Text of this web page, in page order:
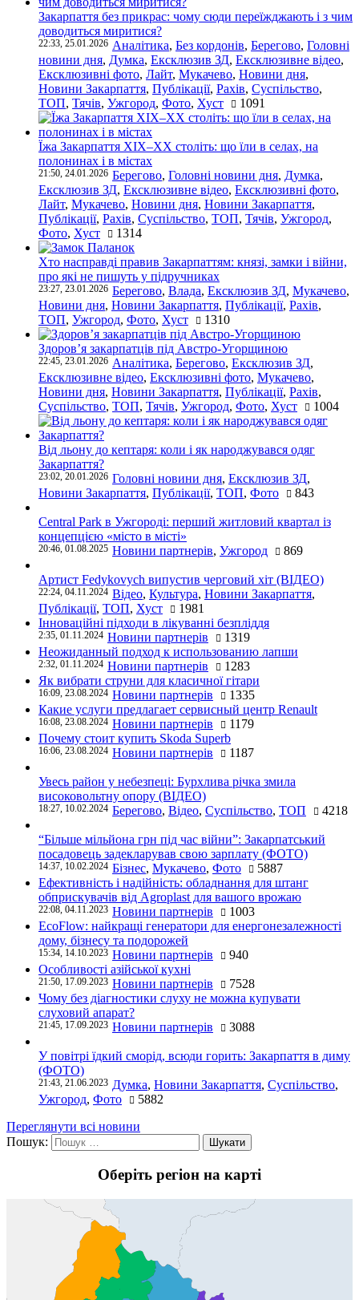
Закарпаття без прикрас: чому сюди переїжджають і з чим
доводиться миритися?
22:33, 25.01.2026 Аналітика, Без кордонів, Берегово, Головні
новини дня, Думка, Ексклюзив ЗД, Ексклюзивне відео,
Ексклюзивні фото, Лайт, Мукачево, Новини дня,
Новини Закарпаття, Публікації, Рахів, Суспільство,
ТОП, Тячів, Ужгород, Фото, Хуст 1091
Їжа Закарпаття ХІХ–ХХ століть: що їли в селах, на
полонинах і в містах
21:50, 24.01.2026 Берегово, Головні новини дня, Думка,
Ексклюзив ЗД, Ексклюзивне відео, Ексклюзивні фото,
Лайт, Мукачево, Новини дня, Новини Закарпаття,
Публікації, Рахів, Суспільство, ТОП, Тячів, Ужгород,
Фото, Хуст 1314
Хто насправді правив Закарпаттям: князі, замки і війни,
про які не пишуть у підручниках
23:27, 23.01.2026 Берегово, Влада, Ексклюзив ЗД, Мукачево,
Новини дня, Новини Закарпаття, Публікації, Рахів,
ТОП, Ужгород, Фото, Хуст 1310
Здоров’я закарпатців під Австро-Угорщиною
22:45, 23.01.2026 Аналітика, Берегово, Ексклюзив ЗД,
Ексклюзивне відео, Ексклюзивні фото, Мукачево,
Новини дня, Новини Закарпаття, Публікації, Рахів,
Суспільство, ТОП, Тячів, Ужгород, Фото, Хуст 1004
Від льону до кептаря: коли і як народжувався одяг
Закарпаття?
23:02, 20.01.2026 Головні новини дня, Ексклюзив ЗД,
Новини Закарпаття, Публікації, ТОП, Фото 843
Central Park в Ужгороді: перший житловий квартал із
концепцією «місто в місті»
20:46, 01.08.2025 Новини партнерів, Ужгород 869
Артист Fedykovych випустив черговий хіт (ВІДЕО)
22:24, 04.11.2024 Відео, Культура, Новини Закарпаття,
Публікації, ТОП, Хуст
1981
Інноваційні підходи в лікуванні безпліддя
2:35, 01.11.2024 Новини партнерів
1319
Неожиданный подход к использованию лапши
2:32, 01.11.2024 Новини партнерів
1283
Як вибрати струни для класичної гітари
16:09, 23.08.2024 Новини партнерів
1335
Какие услуги предлагает сервисный центр Renault
16:08, 23.08.2024 Новини партнерів
1179
Почему стоит купить Skoda Superb
16:06, 23.08.2024 Новини партнерів 1187
Увесь район у небезпеці: Бурхлива річка змила
високовольтну опору (ВІДЕО)
18:27, 10.02.2024 Берегово, Відео, Суспільство, ТОП 4218
“Більше мільйона грн під час війни”: Закарпатський
посадовець задекларував свою зарплату (ФОТО)
14:37, 10.02.2024 Бізнес, Мукачево, Фото
5887
Ефективність і надійність: обладнання для штанг
обприскувачів від Agroplast для вашого врожаю
22:08, 04.11.2023 Новини партнерів
1003
EcoFlow: найкращі генератори для енергонезалежності
дому, бізнесу та подорожей
15:34, 14.10.2023 Новини партнерів
940
Особливості азійської кухні
21:50, 17.09.2023 Новини партнерів
7528
Чому без діагностики слуху не можна купувати
слуховий апарат?
21:45, 17.09.2023 Новини партнерів 3088
У повітрі їдкий сморід, всюди горить: Закарпаття в диму
(ФОТО)
21:43, 21.06.2023 Думка, Новини Закарпаття, Суспільство,
Ужгород, Фото
5882
Переглянути всі новини
Пошук:
Оберіть регіон на карті